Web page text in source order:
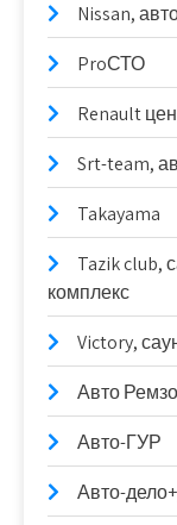
Nissan,
ProСТО
Renault
Srt-team,
Takayama
Tazik club,
комплекс
Victory,
Авто
Авто-ГУР
Авто-